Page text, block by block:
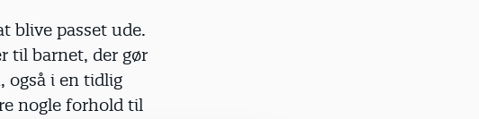
blive passet ude.
til barnet, der gør
også i en tidlig
nogle forhold til